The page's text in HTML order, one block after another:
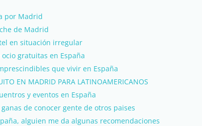
por Madrid
de Madrid
en situación irregular
gratuitas en España
que vivir en España
EN MADRID PARA LATINOAMERICANOS
y eventos en España
de conocer gente de otros paises
alguien me da algunas recomendaciones